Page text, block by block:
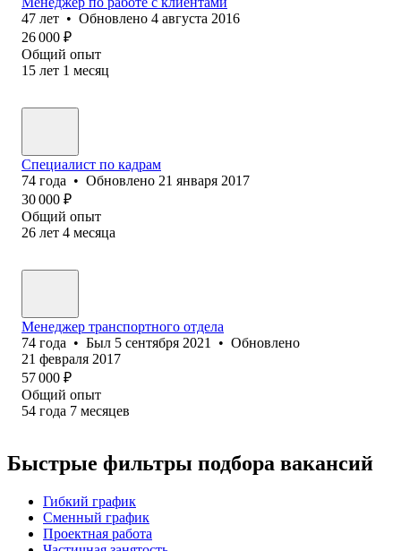
47 лет • Обновлено 4 августа 2016
26 000 ₽
Общий опыт
15 лет 1 месяц
Специалист по кадрам
74 года • Обновлено 21 января 2017
30 000 ₽
Общий опыт
26 лет 4 месяца
Менеджер транспортного отдела
74 года • Был 5 сентября 2021 • Обновлено
21 февраля 2017
57 000 ₽
Общий опыт
54 года 7 месяцев
Быстрые фильтры подбора вакансий
Гибкий график
Сменный график
Проектная работа